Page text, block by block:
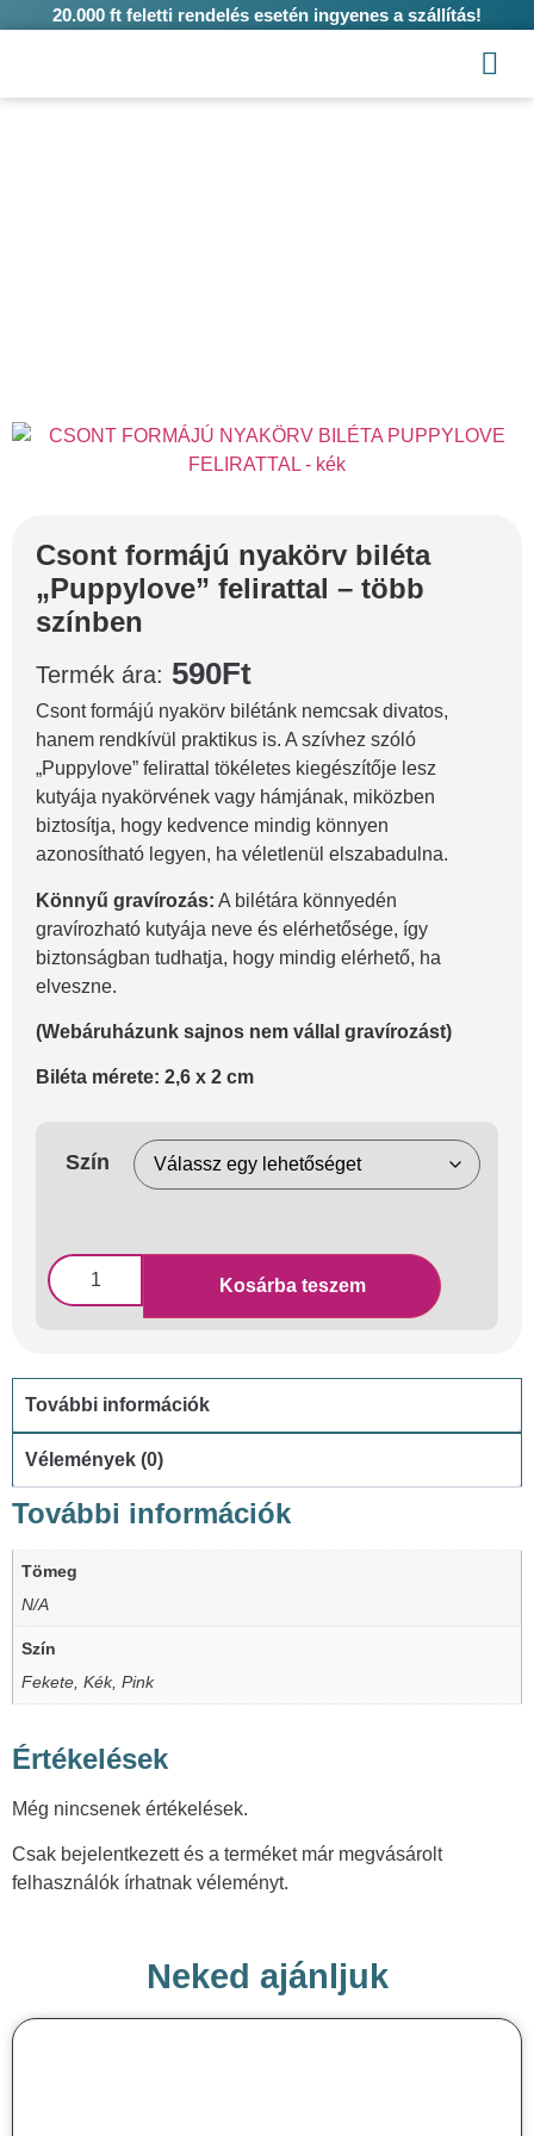
20.000 ft feletti rendelés esetén ingyenes a szállítás!
Csont formájú nyakörv biléta
„Puppylove” felirattal – több
színben
Termék ára: 590Ft
Csont formájú nyakörv bilétánk nemcsak divatos,
hanem rendkívül praktikus is. A szívhez szóló
„Puppylove” felirattal tökéletes kiegészítője lesz
kutyája nyakörvének vagy hámjának, miközben
biztosítja, hogy kedvence mindig könnyen
azonosítható legyen, ha véletlenül elszabadulna.
Könnyű gravírozás: A bilétára könnyedén
gravírozható kutyája neve és elérhetősége, így
biztonságban tudhatja, hogy mindig elérhető, ha
elveszne.
(Webáruházunk sajnos nem vállal gravírozást)
Biléta mérete: 2,6 x 2 cm
Szín
Kosárba teszem
További információk
Vélemények (0)
További információk
Tömeg
N/A
Szín
Fekete, Kék, Pink
Értékelések
Még nincsenek értékelések.
Csak bejelentkezett és a terméket már megvásárolt
felhasználók írhatnak véleményt.
Neked ajánljuk